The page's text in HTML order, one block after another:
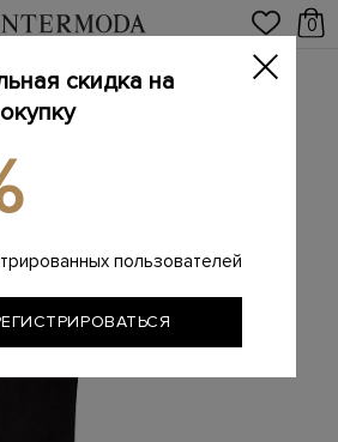
0
из бархатистой замши
скидка на
пользователей